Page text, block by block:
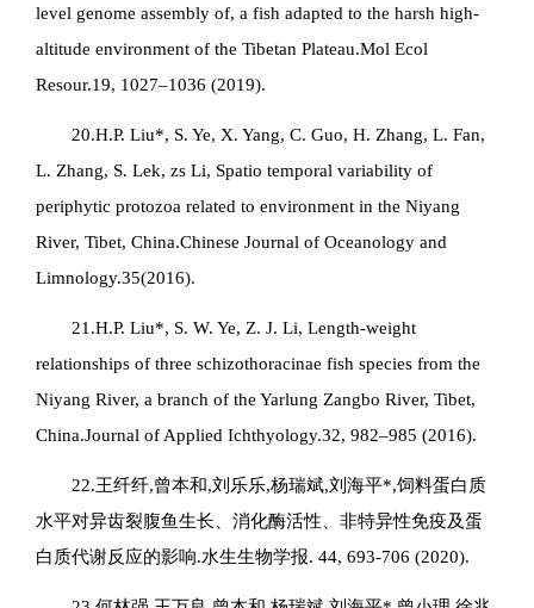
level genome assembly of, a fish adapted to the harsh high-
altitude environment of the Tibetan Plateau.Mol Ecol
Resour.19, 1027–1036 (2019).
20.H.P. Liu*, S. Ye, X. Yang, C. Guo, H. Zhang, L. Fan,
L. Zhang, S. Lek, zs Li, Spatio temporal variability of
periphytic protozoa related to environment in the Niyang
River, Tibet, China.Chinese Journal of Oceanology and
Limnology.35(2016).
21.H.P. Liu*, S. W. Ye, Z. J. Li, Length-weight
relationships of three schizothoracinae fish species from the
Niyang River, a branch of the Yarlung Zangbo River, Tibet,
China.Journal of Applied Ichthyology.32, 982–985 (2016).
22.王纤纤,曾本和,刘乐乐,杨瑞斌,刘海平*,饲料蛋白质
水平对异齿裂腹鱼生长、消化酶活性、非特异性免疫及蛋
白质代谢反应的影响.水生生物学报. 44, 693-706 (2020).